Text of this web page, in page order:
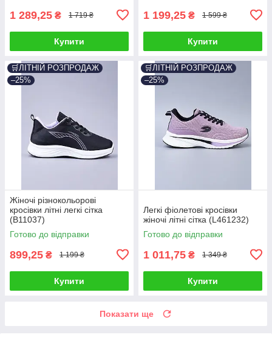
1 289,25 ₴ 1 719 ₴
Купити
1 199,25 ₴ 1 599 ₴
Купити
🛒ЛІТНІЙ РОЗПРОДАЖ
–25%
Жіночі різнокольорові
кросівки літні легкі сітка
(B11037)
Готово до відправки
899,25 ₴ 1 199 ₴
Купити
🛒ЛІТНІЙ РОЗПРОДАЖ
–25%
Легкі фіолетові кросівки
жіночі літні сітка (L461232)
Готово до відправки
1 011,75 ₴ 1 349 ₴
Купити
Показати ще